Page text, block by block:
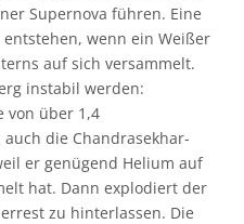
Supernova führen. Eine
entstehen, wenn ein Weißer
auf sich versammelt.
instabil werden:
von über 1,4
die Chandrasekhar-
er genügend Helium auf
hat. Dann explodiert der
zu hinterlassen. Die